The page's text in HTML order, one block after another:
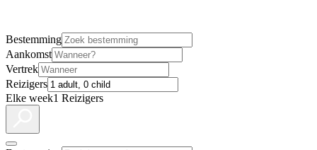
Bestemming
Aankomst
Vertrek
Reizigers
Elke week1 Reizigers